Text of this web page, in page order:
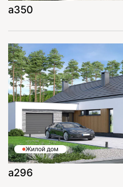
а350
Жилой дом
а296